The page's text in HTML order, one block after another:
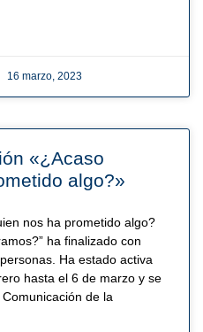
16 marzo, 2023
«¿Acaso
algo?»
nos ha prometido algo?
ha finalizado con
Ha estado activa
hasta el 6 de marzo y se
de la